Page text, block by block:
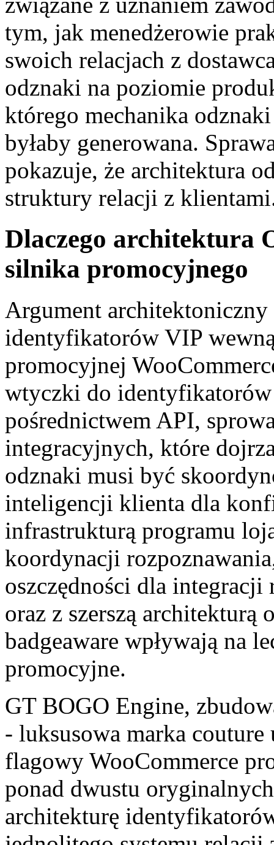
tym, jak menedżerowie
swoich relacjach z
odznaki na poziomie
którego mechanika
byłaby generowana.
pokazuje, że architektura
struktury relacji z
Dlaczego architektura
silnika promocyjnego
Argument
identyfikatorów VIP
promocyjnej
wtyczki do
pośrednictwem API,
integracyjnych, które
odznaki musi być
inteligencji klienta dla
infrastrukturą programu
koordynacji
oszczędności dla
oraz z szerszą architekturą
badgeaware wpływają na
promocyjne.
GT BOGO Engine,
- luksusowa marka
flagowy WooCommerce
ponad dwustu
architekturę